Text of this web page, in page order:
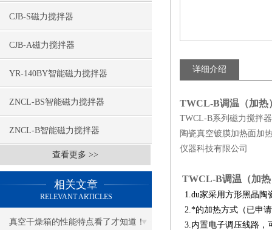
CJB-S磁力搅拌器
CJB-A磁力搅拌器
YR-140BY智能磁力搅拌器
ZNCL-BS智能磁力搅拌器
ZNCL-B智能磁力搅拌器
查看更多 >>
相关文章
RELEVANT ARTICLES
真空干燥箱的性能特点看了才知道！
详细介绍
TWCL-B调温（加热
TWCL-B系列磁力搅拌
陶瓷真空镀膜加热面加
仪器科技有限公司
TWCL-B调温（加
1.du家采用方形黑晶陶
2.*的加热方式（已申
3.内置电子调压线路，